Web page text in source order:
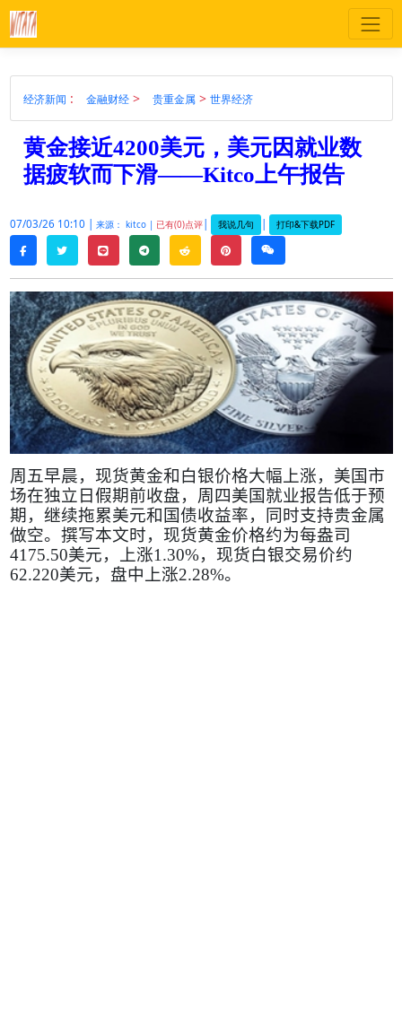
经济新闻 : 金融财经> 贵重金属 > 世界经济
黄金接近4200美元，美元因就业数
据疲软而下滑——Kitco上午报告
07/03/26 10:10 | 来源： kitco | 已有(0)点评| 我说几句 | 打印&下载PDF
facebooktwitterline telegramreddit pinterestweixin
周五早晨，现货黄金和白银价格大幅上涨，美国市
场在独立日假期前收盘，周四美国就业报告低于预
期，继续拖累美元和国债收益率，同时支持贵金属
做空。撰写本文时，现货黄金价格约为每盎司
4175.50美元，上涨1.30%，现货白银交易价约
62.220美元，盘中上涨2.28%。